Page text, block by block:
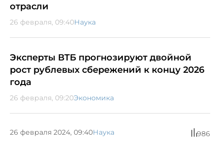
отрасли
26 февраля, 09:40Наука
Эксперты ВТБ прогнозируют двойной
рост рублевых сбережений к концу 2026
года
26 февраля, 09:20Экономика
26 февраля 2024, 09:40Наука 986